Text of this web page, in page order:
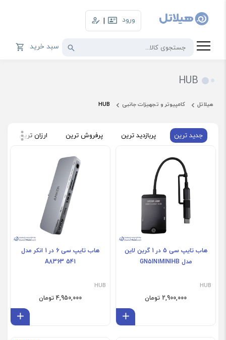
ورود |
سبد خرید
HUB
هیلاتل کامپیوتر و تجهیزات جانبی HUB
جدید ترین پربازدید ترین پرفروش ترین ارزان ترین
هاب تایپ سی 5 در 1 گرین لاین
مدل GN5IN1MINIHB
HUB
2,900,000 تومان
هاب تایپ سی 6 در 1 انکر مدل
541 A8363
HUB
4,950,000 تومان